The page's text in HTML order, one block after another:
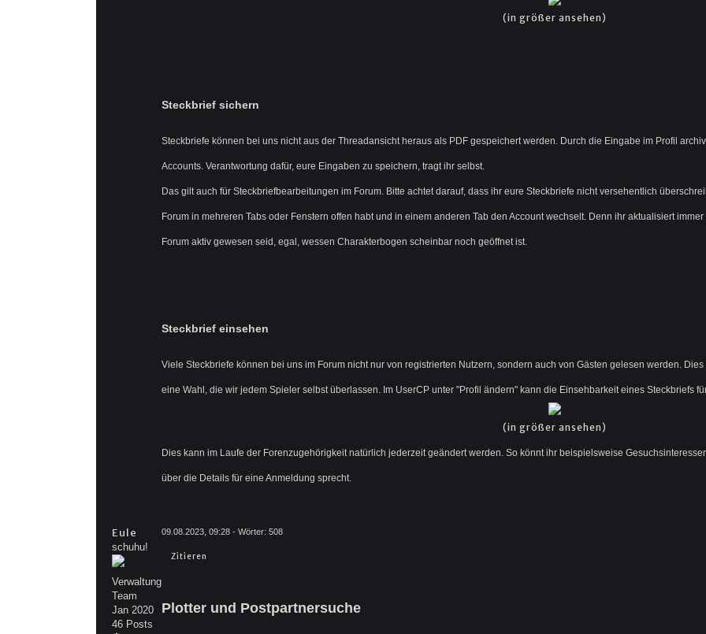
(in größer ansehen)
Steckbrief sichern
Steckbriefe können bei uns nicht aus der Threadansicht heraus als PDF gespeichert werden. Durch die Eingabe im Profil
Accounts. Verantwortung dafür, eure Eingaben zu speichern, tragt ihr selbst.
Das gilt auch für Steckbriefbearbeitungen im Forum. Bitte achtet darauf, dass ihr eure Steckbriefe nicht versehentlich
Forum in mehreren Tabs oder Fenstern offen habt und in einem anderen Tab den Account wechselt. Denn ihr aktualisiert
Forum aktiv gewesen seid, egal, wessen Charakterbogen scheinbar noch geöffnet ist.
Steckbrief einsehen
Viele Steckbriefe können bei uns im Forum nicht nur von registrierten Nutzern, sondern auch von Gästen gelesen werden.
eine Wahl, die wir jedem Spieler selbst überlassen. Im UserCP unter "Profil ändern" kann die Einsehbarkeit eines Steckbriefs
(in größer ansehen)
Dies kann im Laufe der Forenzugehörigkeit natürlich jederzeit geändert werden. So könnt ihr beispielsweise
über die Details für eine Anmeldung sprecht.
Eule
schuhu!
Verwaltung
Team
Jan 2020
46 Posts
09.08.2023, 09:28 - Wörter: 508
Zitieren
Plotter und Postpartnersuche